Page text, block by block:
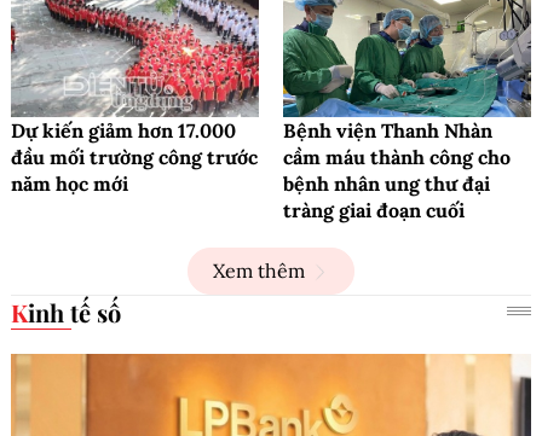
Dự kiến giảm hơn 17.000
đầu mối trường công trước
năm học mới
Bệnh viện Thanh Nhàn
cầm máu thành công cho
bệnh nhân ung thư đại
tràng giai đoạn cuối
Xem thêm
Kinh tế số